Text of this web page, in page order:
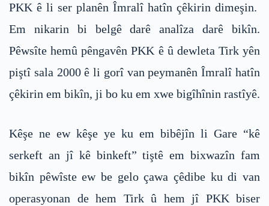
PKK ê li ser planên Îmralî hatîn çêkirin dimeşin.
Em nikarin bi belgê darê analîza darê bikîn.
Pêwsîte hemû pêngavên PKK ê û dewleta Tirk yên
piştî sala 2000 ê li gorî van peymanên Îmralî hatîn
çêkirin em bikîn, ji bo ku em xwe bigîhînin rastîyê.
Kêşe ne ew kêşe ye ku em bibêjîn li Gare “kê
serkeft an jî kê binkeft” tiştê em bixwazîn fam
bikîn pêwîste ew be gelo çawa çêdibe ku di van
operasyonan de hem Tirk û hem jî PKK biser